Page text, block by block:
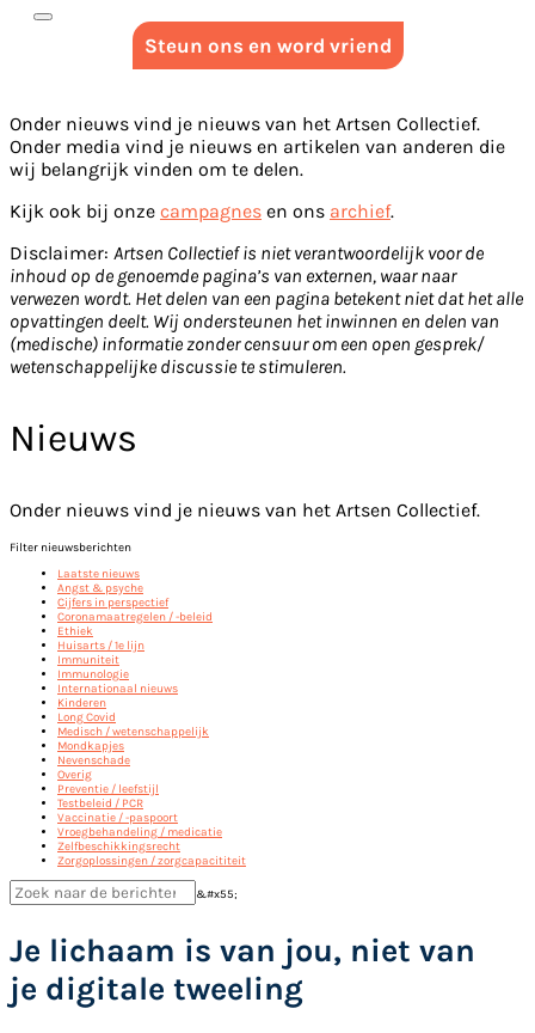
Steun ons en word vriend
Onder nieuws vind je nieuws van het Artsen Collectief.
Onder media vind je nieuws en artikelen van anderen die
wij belangrijk vinden om te delen.
Kijk ook bij onze campagnes en ons archief.
Disclaimer: Artsen Collectief is niet verantwoordelijk voor de
inhoud op de genoemde pagina’s van externen, waar naar
verwezen wordt. Het delen van een pagina betekent niet dat het alle
opvattingen deelt. Wij ondersteunen het inwinnen en delen van
(medische) informatie zonder censuur om een open gesprek/
wetenschappelijke discussie te stimuleren.
Nieuws
Onder nieuws vind je nieuws van het Artsen Collectief.
Filter nieuwsberichten
Laatste nieuws
Angst & psyche
Cijfers in perspectief
Coronamaatregelen / -beleid
Ethiek
Huisarts / 1e lijn
Immuniteit
Immunologie
Internationaal nieuws
Kinderen
Long Covid
Medisch / wetenschappelijk
Mondkapjes
Nevenschade
Overig
Preventie / leefstijl
Testbeleid / PCR
Vaccinatie / -paspoort
Vroegbehandeling / medicatie
Zelfbeschikkingsrecht
Zorgoplossingen / zorgcapacititeit
&#x55;
Je lichaam is van jou, niet van
je digitale tweeling